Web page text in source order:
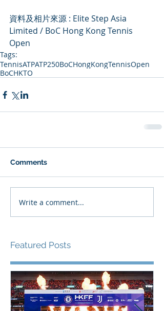
資料及相片來源 : Elite Step Asia
Limited / BoC Hong Kong Tennis
Open
Tags:
TennisATPATP250BoCHongKongTennisOpen
BoCHKTO
Comments
Write a comment...
Featured Posts